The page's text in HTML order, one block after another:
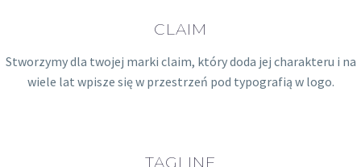
CLAIM
Stworzymy dla twojej marki claim, który doda jej charakteru i na
wiele lat wpisze się w przestrzeń pod typografią w logo.
TAGLINE